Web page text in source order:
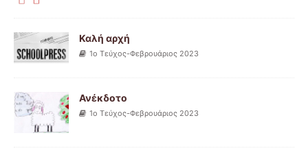
Καλή αρχή
1ο Τεύχος-Φεβρουάριος 2023
Ανέκδοτο
1ο Τεύχος-Φεβρουάριος 2023